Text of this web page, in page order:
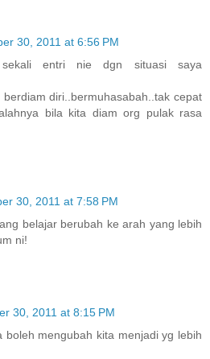
30, 2011 at 6:56 PM
sekali entri nie dgn situasi saya
diri..bermuhasabah..tak cepat
bila kita diam org pulak rasa
30, 2011 at 7:58 PM
belajar berubah ke arah yang lebih
ni!
30, 2011 at 8:15 PM
boleh mengubah kita menjadi yg lebih